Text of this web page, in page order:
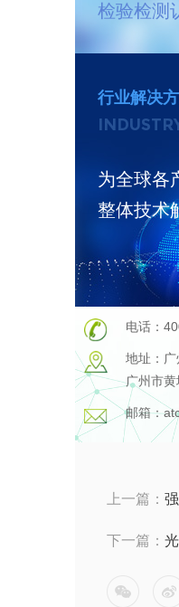
检验检测
行业解决
为全球各
整体技术
电话：
地址：
广州市
邮箱：
上一篇：
厕清灵检
下一篇：
理，产品